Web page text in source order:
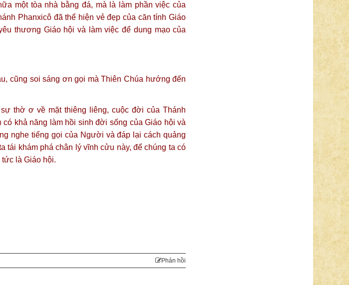
một tòa nhà bằng đá, mà là làm phần việc của
Phanxicô đã thể hiện vẻ đẹp của căn tính Giáo
thương Giáo hội và làm việc để dung mạo của
cũng soi sáng ơn gọi mà Thiên Chúa hướng đến
thờ ơ về mặt thiêng liêng, cuộc đời của Thánh
khả năng làm hồi sinh đời sống của Giáo hội và
nghe tiếng gọi của Người và đáp lại cách quảng
tái khám phá chân lý vĩnh cửu này, để chúng ta có
là Giáo hội.
Phản hồi